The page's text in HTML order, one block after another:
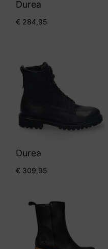
Durea
€ 284,95
Durea
€ 309,95